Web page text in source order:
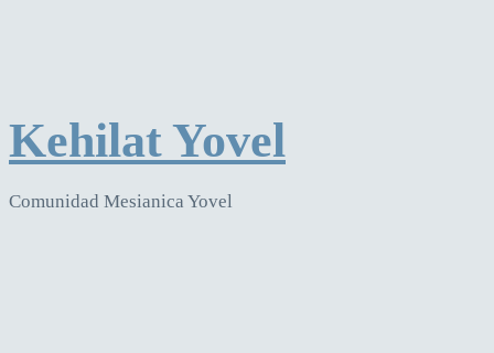
Kehilat Yovel
Comunidad Mesianica Yovel